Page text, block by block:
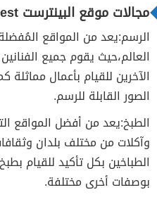
مجالات موقع البينترست Pinterest :
الرسم:يعد من المواقع
العالم،حيث يقوم جميع
الآخرين للقيام بأعمال
الصور القابلة للرسم.
الطبخ:يعد من أفضل المواقع
وآكلات من مختلف بلدان
الطباخين بكل تأكيد للقيام
بوصفات أخرى مختلفة.